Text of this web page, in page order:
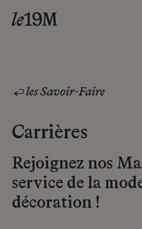
les Savoir-Faire
Carrières
Rejoignez nos
service de la
décoration !